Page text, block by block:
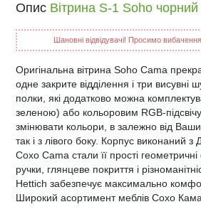
Опис Вітрина S-1 Soho
Шановні відвідувачі! Просимо
Оригінальна вітрина Soho Cama
одне закрите відділення і три
полки, які додатково можна
зеленою) або кольоровим RGB-
змінювати кольори, в залежно від
так і з лівого боку. Корпус виконаний
Сохо Cama стали її прості
ручки, глянцеве покриття і
Hettich забезпечує максимально
Широкий асортимент меблів Сохо Кама